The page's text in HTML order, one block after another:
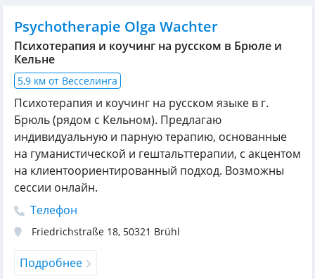
Psychotherapie Olga Wachter
Психотерапия и коучинг на русском в Брюле и
Кельне
5,9 км от Весселинга
Психотерапия и коучинг на русском языке в г.
Брюль (рядом с Кельном). Предлагаю
индивидуальную и парную терапию, основанные
на гуманистической и гештальттерапии, с акцентом
на клиентоориентированный подход. Возможны
сессии онлайн.
Телефон
Friedrichstraße 18, 50321 Brühl
Подробнее